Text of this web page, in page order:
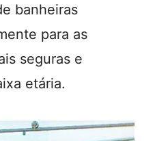
banheiras
para as
seguras e
etária.